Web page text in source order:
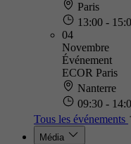
Paris
13:00 -
04
Novembre
Événement
ECOR Paris
Nanterre
09:30 -
Tous les événements
Média